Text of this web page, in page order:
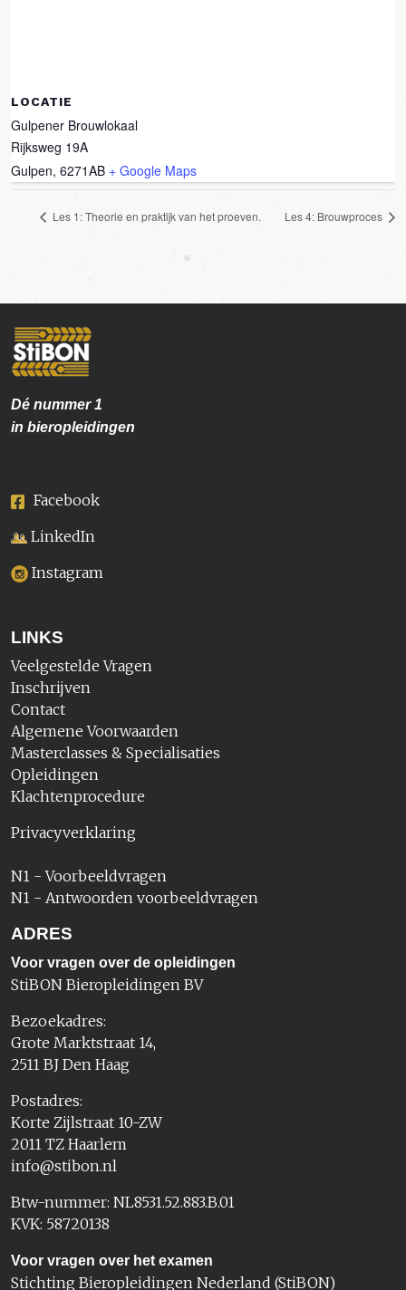
LOCATIE
Gulpener Brouwlokaal
Rijksweg 19A
Gulpen, 6271AB + Google Maps
Les 1: Theorie en praktijk van het proeven. Les 4: Brouwproces
Dé nummer1
in bieropleidingen
Facebook
LinkedIn
Instagram
LINKS
Veelgestelde Vragen
Inschrijven
Contact
Algemene Voorwaarden
Masterclasses & Specialisaties
Opleidingen
Klachtenprocedure
Privacyverklaring
N1 - Voorbeeldvragen
N1 - Antwoorden voorbeeldvragen
ADRES
Voor vragen over de opleidingen
StiBON Bieropleidingen BV
Bezoekadres:
Grote Marktstraat 14,
2511 BJ Den Haag
Postadres:
Korte Zijlstraat 10-ZW
2011 TZ Haarlem
info@stibon.nl
Btw-nummer: NL8531.52.883.B.01
KVK: 58720138
Voor vragen over het examen
Stichting Bieropleidingen Nederland (StiBON)